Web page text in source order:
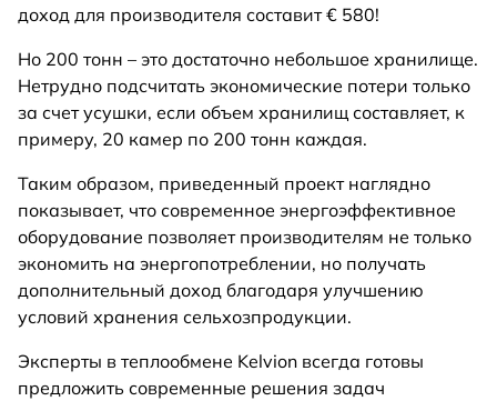
доход для производителя составит € 580!
Но 200 тонн – это достаточно небольшое хранилище.
Нетрудно подсчитать экономические потери только
за счет усушки, если объем хранилищ составляет, к
примеру, 20 камер по 200 тонн каждая.
Таким образом, приведенный проект наглядно
показывает, что современное энергоэффективное
оборудование позволяет производителям не только
экономить на энергопотреблении, но получать
дополнительный доход благодаря улучшению
условий хранения сельхозпродукции.
Эксперты в теплообмене Kelvion всегда готовы
предложить современные решения задач